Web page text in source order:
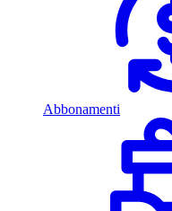
Abbonamenti